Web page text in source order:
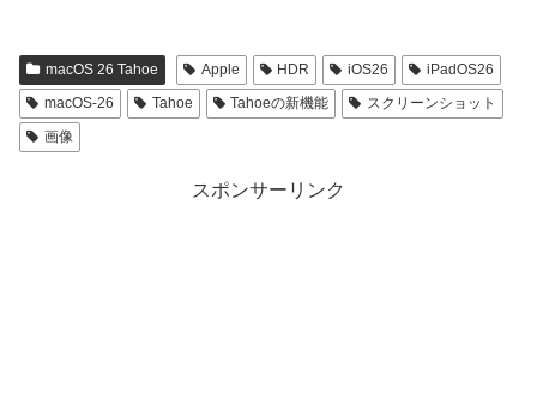
macOS 26 Tahoe Apple HDR iOS26
iPadOS26
macOS-26
Tahoe Tahoeの新機能
スクリーンショット
画像
スポンサーリンク